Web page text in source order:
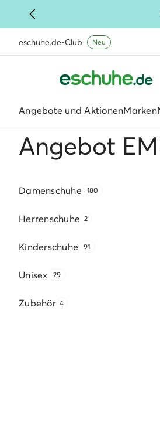
eschuhe.de-Club Neu
Angebote und AktionenMarken
Angebot
Damenschuhe 180
Herrenschuhe 2
Kinderschuhe 91
Unisex 29
Zubehör 4